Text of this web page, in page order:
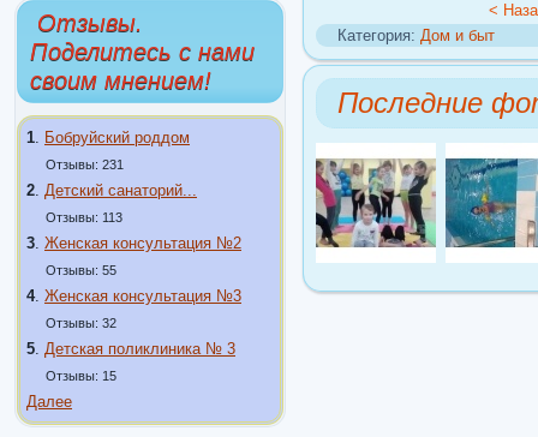
Отзывы.
Поделитесь с нами
своим мнением!
1 Бобруйский роддом
Отзывы: 231
2 Детский санаторий...
Отзывы: 113
3 Женская консультация №2
Отзывы: 55
4. Женская консультация №3
Отзывы: 32
5 Детская поликлиника № 3
Отзывы: 15
Далее
<
Категория: Дом и быт
Последние